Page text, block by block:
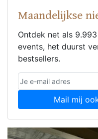
Maandelijkse
Ontdek net als
events, het duurst
bestsellers.
Mail mij